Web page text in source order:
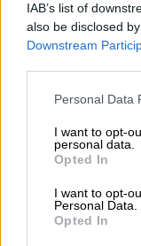
IAB’s list of
also be disclosed
Downstream
Please note that
not limited to your
grant or deny
use your data for
consent section.
Personal Data
I want to opt-
personal data.
Opted In
I want to opt-
Personal Data.
Opted In
Οιτυχεροί
τζόκερ ο
ΔΙΑΒΑΣΤΕ
Ελλάδα|